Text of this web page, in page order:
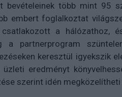
bevételeinek több mint 95
embert foglalkoztat
csatlakozott a hálózathoz,
a partnerprogram
keresztül igyekszik
üzleti eredményt
szerint idén